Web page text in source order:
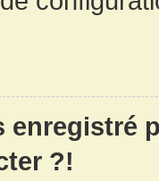
enregistré
?!